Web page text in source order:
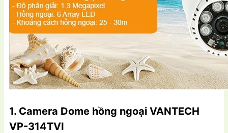
1. Camera Dome hồng ngoại VANTECH
VP-314TVI